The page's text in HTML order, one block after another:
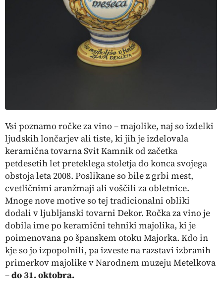
Vsi poznamo ročke za vino – majolike, naj so izdelki
ljudskih lončarjev ali tiste, ki jih je izdelovala
keramična tovarna Svit Kamnik od začetka
petdesetih let preteklega stoletja do konca svojega
obstoja leta 2008. Poslikane so bile z grbi mest,
cvetličnimi aranžmaji ali voščili za obletnice.
Mnoge nove motive so tej tradicionalni obliki
dodali v ljubljanski tovarni Dekor. Ročka za vino je
dobila ime po keramični tehniki majolika, ki je
poimenovana po španskem otoku Majorka. Kdo in
kje so jo izpopolnili, pa izveste na razstavi izbranih
primerkov majolike v Narodnem muzeju Metelkova
–do 31. oktobra.